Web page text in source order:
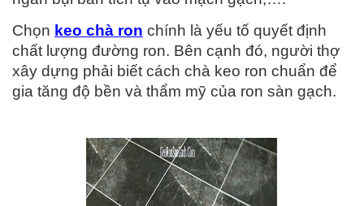
Chọn keo chà ron chính là yếu tố quyết định
chất lượng đường ron. Bên cạnh đó, người thợ
xây dựng phải biết cách chà keo ron chuẩn để
gia tăng độ bền và thẩm mỹ của ron sàn gạch.